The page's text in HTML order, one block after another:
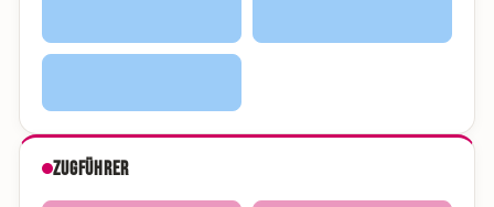
Zugführer